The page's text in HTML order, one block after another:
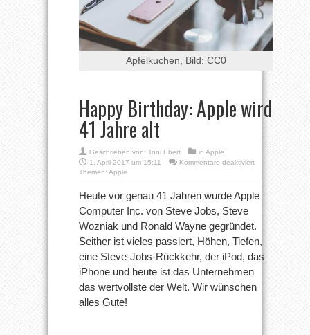
Apfelkuchen, Bild: CC0
Happy Birthday: Apple wird
41 Jahre alt
Geschrieben von: Toni Ebert in Apple
1. April 2017 um 15:11
Kommentare deaktiviertfür
Birthday:
wird
alt
Themen: Apple
Heute vor genau 41 Jahren wurde Apple
Computer Inc. von Steve Jobs, Steve
Wozniak und Ronald Wayne gegründet.
Seither ist vieles passiert, Höhen, Tiefen,
eine Steve-Jobs-Rückkehr, der iPod, das
iPhone und heute ist das Unternehmen
das wertvollste der Welt. Wir wünschen
alles Gute!